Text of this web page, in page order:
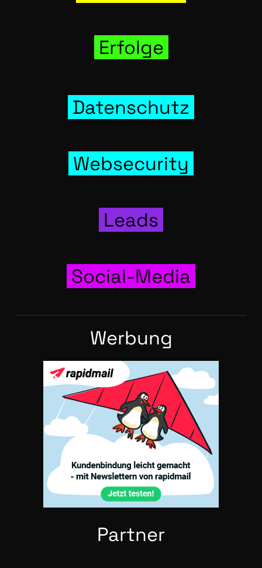
Erfol­ge
Daten­schutz
Web­se­cu­ri­ty
Leads
Social-Media
Wer­bung
Part­ner